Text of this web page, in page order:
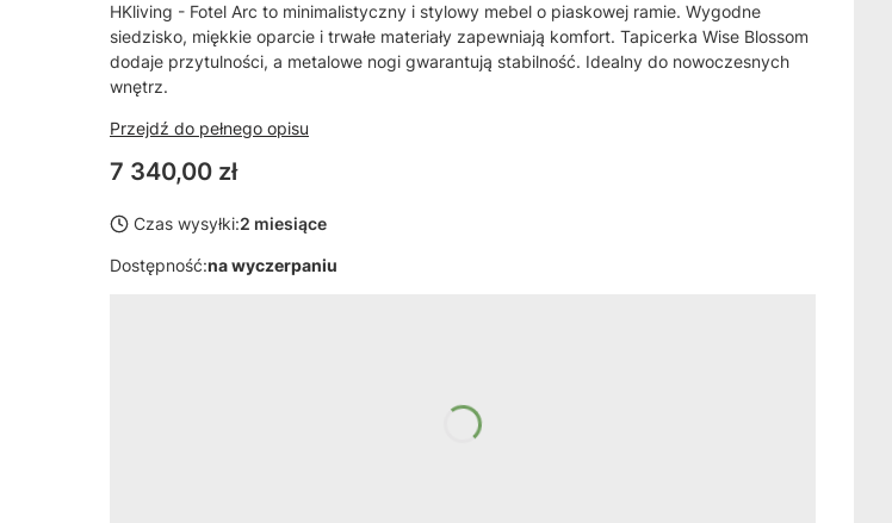
HKliving - Fotel Arc to minimalistyczny i stylowy mebel o piaskowej ramie. Wygodne
siedzisko, miękkie oparcie i trwałe materiały zapewniają komfort. Tapicerka Wise Blossom
dodaje przytulności, a metalowe nogi gwarantują stabilność. Idealny do nowoczesnych
wnętrz.
Przejdź do pełnego opisu
Cena
7 340,00 zł
Czas wysyłki:2 miesiące
Dostępność:na wyczerpaniu